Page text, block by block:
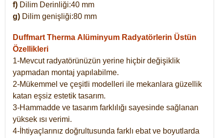
f) Dilim Derinliği:40 mm
g) Dilim genişliği:80 mm
Duffmart Therma Alüminyum Radyatörlerin Üstün
Özellikleri
1-Mevcut radyatörünüzün yerine hiçbir değişiklik
yapmadan montaj yapılabilme.
2-Mükemmel ve çeşitli modelleri ile mekanlara güzellik
katan eşsiz estetik tasarım.
3-Hammadde ve tasarım farklılığı sayesinde sağlanan
yüksek ısı verimi.
4-İhtiyaçlarınız doğrultusunda farklı ebat ve boyutlarda